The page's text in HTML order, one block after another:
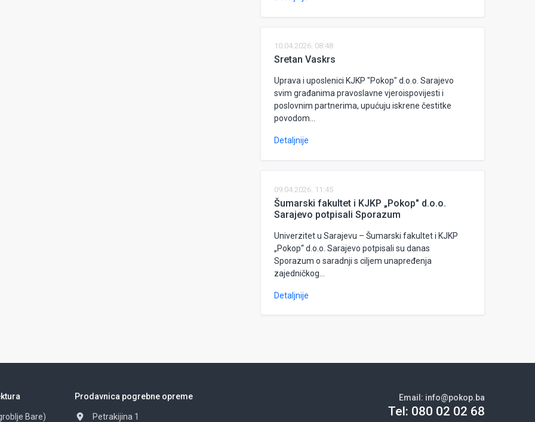
10.04.2026. 08:48
Sretan Vaskrs
Uprava i uposlenici KJKP "Pokop" d.o.o. Sarajevo
svim građanima pravoslavne vjeroispovijesti i
poslovnim partnerima, upućuju iskrene čestitke
povodom...
Detaljnije
09.04.2026. 11:45
Šumarski fakultet i KJKP „Pokop" d.o.o.
Sarajevo potpisali Sporazum
Univerzitet u Sarajevu – Šumarski fakultet i KJKP
„Pokop“ d.o.o. Sarajevo potpisali su danas
Sporazum o saradnji s ciljem unapređenja
zajedničkog...
Detaljnije
Bare)
Prodavnica pogrebne opreme
Petrakijina 1
Email: info@pokop.ba
Tel: 080 02 02 68